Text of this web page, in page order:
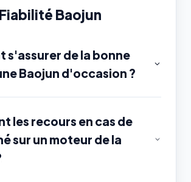
Baojun
s'assurer de la bonne
Baojun d'occasion ?
les recours en cas de
sur un moteur de la